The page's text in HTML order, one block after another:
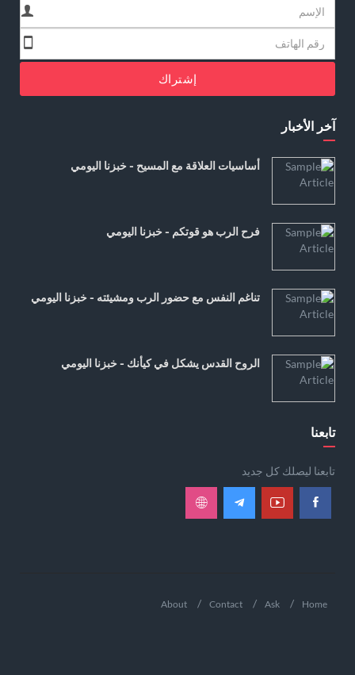
إشتراك
آخر الأخبار
أساسيات العلاقة مع المسيح - خبزنا اليومي
فرح الرب هو قوتكم - خبزنا اليومي
تناغم النفس مع حضور الرب ومشيئته - خبزنا اليومي
الروح القدس يشكل في كيأنك - خبزنا اليومي
تابعنا
تابعنا ليصلك كل جديد
Home
Ask
Contact
About